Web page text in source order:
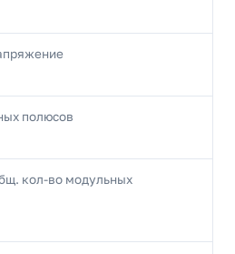
полюсов
кол-во модульных